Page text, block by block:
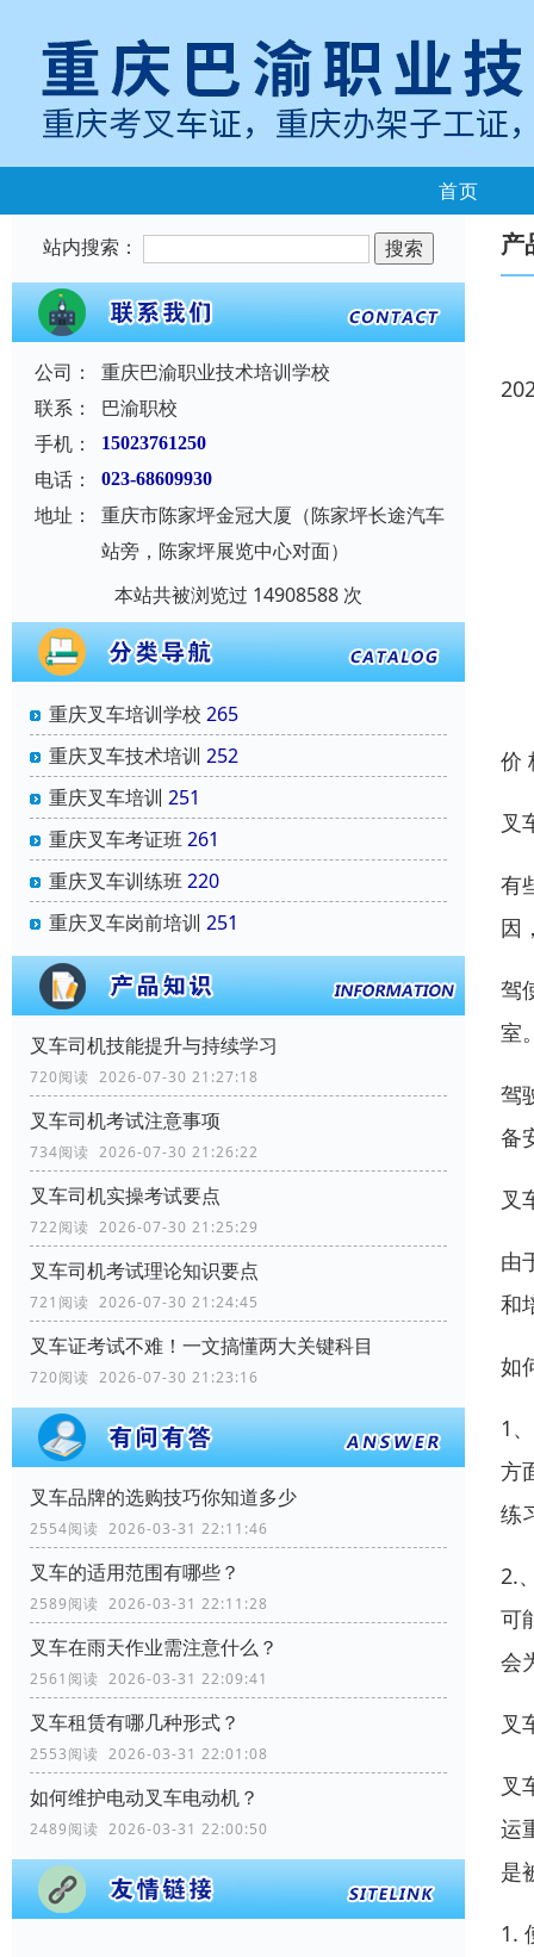
首页
站内搜索：
公司：
重庆巴渝职业技术培训学校
联系：
巴渝职校
手机：
15023761250
电话： 023-68609930
地址：
重庆市陈家坪金冠大厦（陈家坪长途汽车
站旁，陈家坪展览中心对面）
本站共被浏览过 14908588 次
重庆叉车培训学校 265
重庆叉车技术培训 252
重庆叉车培训 251
重庆叉车考证班261
重庆叉车训练班220
重庆叉车岗前培训 251
叉车司机技能提升与持续学习
720阅读 2026-07-30 21:27:18
叉车司机考试注意事项
734阅读 2026-07-30 21:26:22
叉车司机实操考试要点
722阅读 2026-07-30 21:25:29
叉车司机考试理论知识要点
721阅读 2026-07-30 21:24:45
叉车证考试不难！一文搞懂两大关键科目
720阅读 2026-07-30 21:23:16
叉车品牌的选购技巧你知道多少
2554阅读 2026-03-31 22:11:46
叉车的适用范围有哪些？
2589阅读 2026-03-31 22:11:28
叉车在雨天作业需注意什么？
2561阅读 2026-03-31 22:09:41
叉车租赁有哪几种形式？
2553阅读 2026-03-31 22:01:08
如何维护电动叉车电动机？
2489阅读 2026-03-31 22:00:50
产
价
叉
有
因
驾
室
驾
备
叉
由
和
如
1
方
练
2.
可
会
叉
叉
运
是
1.